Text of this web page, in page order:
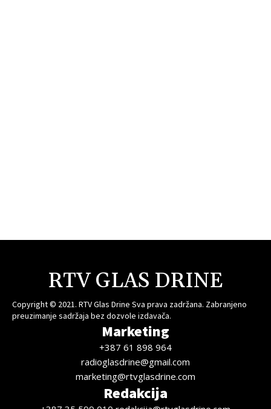
RTV GLAS DRINE
Copyright © 2021. RTV Glas Drine Sva prava zadržana. Zabranjeno
preuzimanje sadržaja bez dozvole izdavača.
Marketing
+387 61 898 964
radioglasdrine@gmail.com
marketing@rtvglasdrine.com
Redakcija